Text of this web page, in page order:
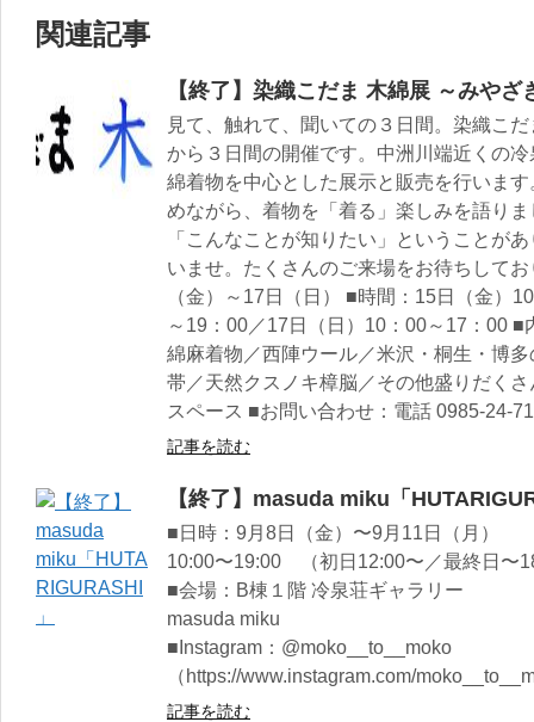
関連記事
【終了】染織こだま 木綿展 ～みや
見て、触れて、聞いての３日間。染織こ
から３日間の開催です。中洲川端近くの
綿着物を中心とした展示と販売を行いま
めながら、着物を「着る」楽しみを語り
「こんなことが知りたい」ということが
いませ。たくさんのご来場をお待ちして
（金）～17日（日） ■時間：15日（金）
～19：00／17日（日）10：00～17：00
綿麻着物／西陣ウール／米沢・桐生・博
帯／天然クスノキ樟脳／その他盛りだく
スペース ■お問い合わせ：電話 0985-24-
記事を読む
【終了】masuda miku「
■日時：9月8日（金）〜9月11日（月）
10:00〜19:00 （初日12:00〜／最終日〜
■会場：B棟１階 冷泉荘ギャラリー
masuda miku
■Instagram：@moko__to__moko
（https://www.instagram.com/
記事を読む